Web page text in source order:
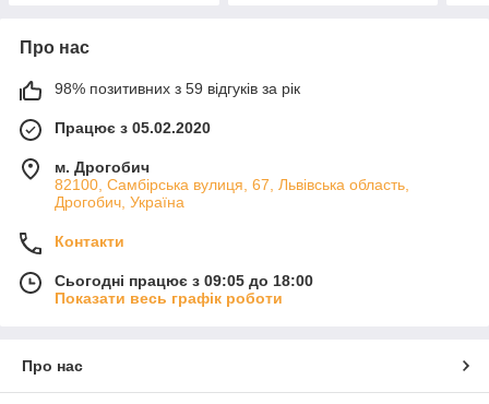
Про нас
98% позитивних з 59 відгуків за рік
Працює з 05.02.2020
м. Дрогобич
82100, Самбірська вулиця, 67, Львівська область,
Дрогобич, Україна
Контакти
Сьогодні працює з 09:05 до 18:00
Показати весь графік роботи
Про нас